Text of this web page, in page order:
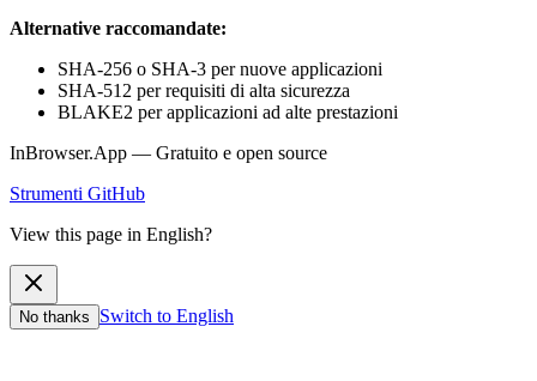
Alternative raccomandate:
SHA-256 o SHA-3 per nuove applicazioni
SHA-512 per requisiti di alta sicurezza
BLAKE2 per applicazioni ad alte prestazioni
InBrowser.App — Gratuito e open source
Strumenti GitHub
View this page in English?
No thanks Switch to English